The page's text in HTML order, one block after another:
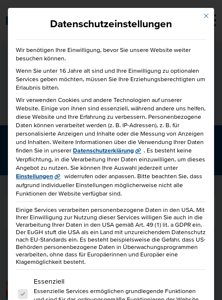
Barrierefrei
STÄR­KEN
Suche nach:
DIE NEUSTEN BEITRÄGE
Mit
Datenschutzeinstellungen
Wir benötigen Ihre Einwilligung, bevor Sie unsere Website weiter
besuchen können.
Wenn Sie unter 16 Jahre alt sind und Ihre Einwilligung zu optionalen
Services geben möchten, müssen Sie Ihre Erziehungsberechtigten um
Erlaubnis bitten.
Wir verwenden Cookies und andere Technologien auf unserer
Website. Einige von ihnen sind essenziell, während andere uns helfen,
diese Website und Ihre Erfahrung zu verbessern. Personenbezogene
Daten können verarbeitet werden (z. B. IP-Adressen), z. B. für
personalisierte Anzeigen und Inhalte oder die Messung von Anzeigen
und Inhalten. Weitere Informationen über die Verwendung Ihrer Daten
finden Sie in unserer Datenschutzerklärung . Es besteht keine
Verpflichtung, in die Verarbeitung Ihrer Daten einzuwilligen, um dieses
Angebot zu nutzen. Sie können Ihre Auswahl jederzeit unter
Einstellungen
widerrufen oder anpassen. Bitte beachten Sie, dass
aufgrund individueller Einstellungen möglicherweise nicht alle
Funktionen der Website verfügbar sind.
Einige Services verarbeiten personenbezogene Daten in den USA. Mit
Ihrer Einwilligung zur Nutzung dieser Services willigen Sie auch in die
Verarbeitung Ihrer Daten in den USA gemäß Art. 49 (1) lit. a GDPR ein.
Der EuGH stuft die USA als ein Land mit unzureichendem Datenschutz
nach EU-Standards ein. Es besteht beispielsweise die Gefahr, dass US-
Behörden personenbezogene Daten in Überwachungsprogrammen
verarbeiten, ohne dass für Europäerinnen und Europäer eine
Klagemöglichkeit besteht.
Es folgt eine Liste der Service-Gruppen, für die eine
Essenziell
Essenzielle Services ermöglichen grundlegende Funktionen